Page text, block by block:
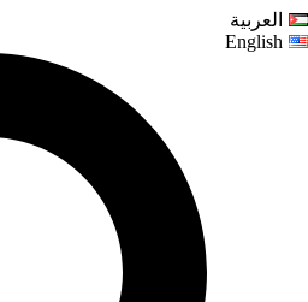
العربية
English